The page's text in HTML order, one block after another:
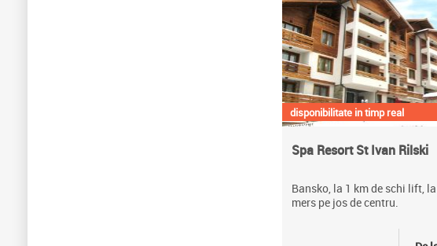
disponibilitate in timp real
Spa Resort St Ivan Rilski
Bansko, la 1 km de schi lift,
mers pe jos de centru.